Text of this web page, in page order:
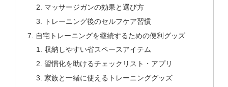
マッサージガンの効果と選び方
トレーニング後のセルフケア習慣
自宅トレーニングを継続するための便利グッズ
収納しやすい省スペースアイテム
習慣化を助けるチェックリスト・アプリ
家族と一緒に使えるトレーニンググッズ